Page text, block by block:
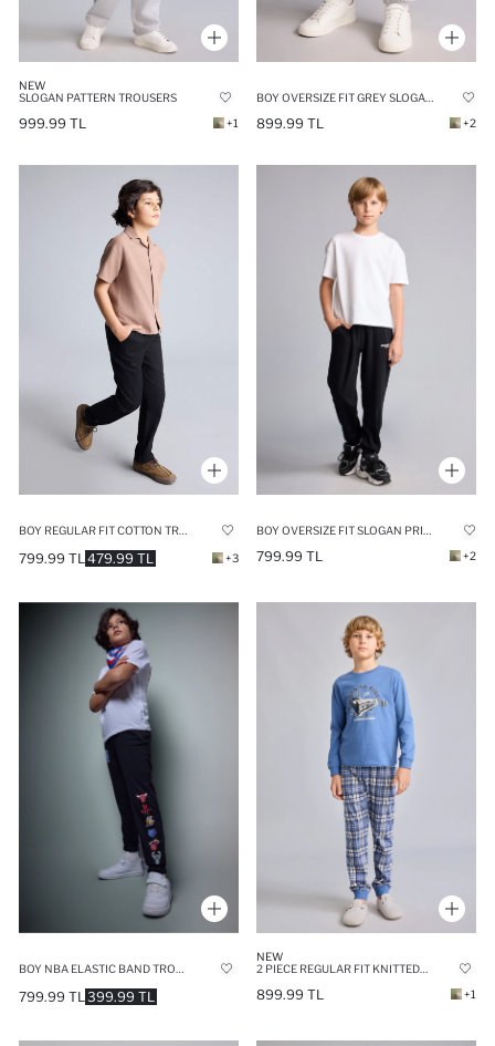
NEW
SLOGAN PATTERN TROUSERS
999.99 TL +1 899.99 TL +2
479.99 TL
799.99 TL +3
BOY OVERSIZE FIT SLOGAN PRINTED 100% COTTON TROUSERS
799.99 TL +2
399.99 TL
799.99 TL
NEW
899.99 TL +1